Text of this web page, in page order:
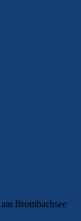
am Brombachsee